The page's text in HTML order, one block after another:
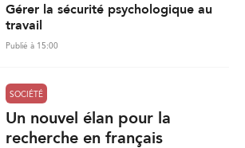
Gérer la sécurité psychologique au
travail
Publié à 15:00
SOCIÉTÉ
Un nouvel élan pour la
recherche en français